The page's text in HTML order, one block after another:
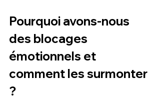
Pourquoi avons-nous
des blocages
émotionnels et
comment les surmonter
?